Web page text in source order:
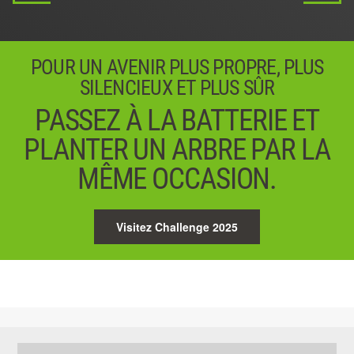
POUR UN AVENIR PLUS PROPRE, PLUS
SILENCIEUX ET PLUS SÛR
PASSEZ À LA BATTERIE ET
PLANTER UN ARBRE PAR LA
MÊME OCCASION.
Visitez Challenge 2025